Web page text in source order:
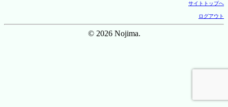
サイトトップへ
ログアウト
© 2026 Nojima.